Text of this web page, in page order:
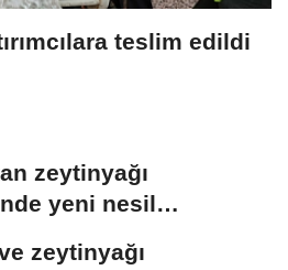
teslim edildi
zeytinyağı
yeni nesil
zeytinyağı